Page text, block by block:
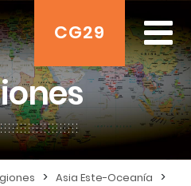
CG29
> Asia Este-Oceanía >